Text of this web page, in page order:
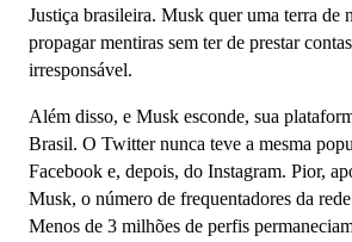
Justiça brasileira. Musk quer uma terra de
propagar mentiras sem ter de prestar
irresponsável.
Além disso, e Musk esconde, sua
Brasil. O Twitter nunca teve a mesma
Facebook e, depois, do Instagram. Pior,
Musk, o número de frequentadores da
Menos de 3 milhões de perfis